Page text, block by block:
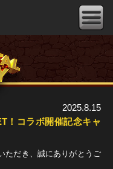
！コラボ開催記念キャ
2025.8.15
ただき、誠にありがとうご